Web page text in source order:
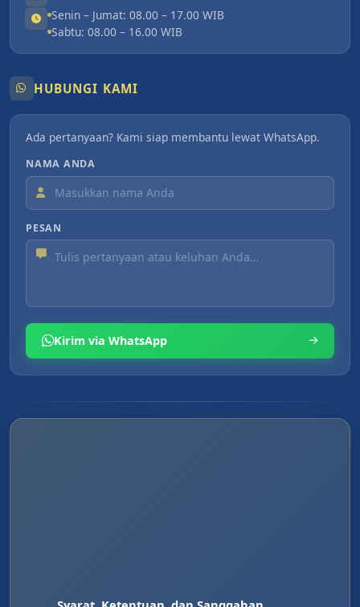
Senin – Jumat: 08.00 – 17.00 WIB
Sabtu: 08.00 – 16.00 WIB
HUBUNGI KAMI
Ada pertanyaan? Kami siap membantu lewat WhatsApp.
NAMA ANDA
PESAN
Kirim via WhatsApp